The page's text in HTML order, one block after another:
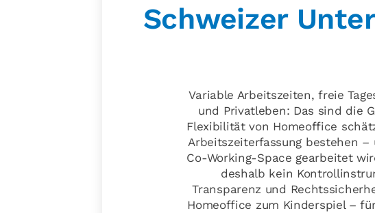
Schweizer
Variable Arbeitszeiten, freie
und Privatleben: Das sind die
Flexibilität von Homeoffice
Arbeitszeiterfassung bestehen –
Co-Working-Space gearbeitet
deshalb kein
Transparenz und
Homeoffice zum Kinderspiel –